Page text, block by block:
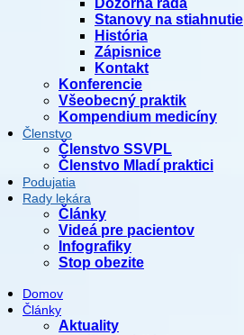
Dozorná rada
Stanovy na stiahnutie
História
Zápisnice
Kontakt
Konferencie
Všeobecný praktik
Kompendium medicíny
Členstvo
Členstvo SSVPL
Členstvo Mladí praktici
Podujatia
Rady lekára
Články
Videá pre pacientov
Infografiky
Stop obezite
Domov
Články
Aktuality